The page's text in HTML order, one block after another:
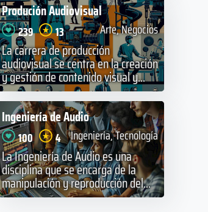
Produción Audiovisual
239 13 Arte, Negocios
La carrera de producción
audiovisual se centra en la creación
y gestión de contenido visual y...
Ingeniería de Audio
100 4 Ingeniería, Tecnología
La Ingeniería de Audio es una
disciplina que se encarga de la
manipulación y reproducción del...